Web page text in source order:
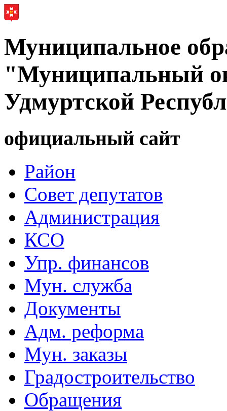
Муниципальное
"Муниципальный
Удмуртской
официальный сайт
Район
Совет депутатов
Администрация
КСО
Упр. финансов
Мун. служба
Документы
Адм. реформа
Мун. заказы
Градостроительство
Обращения